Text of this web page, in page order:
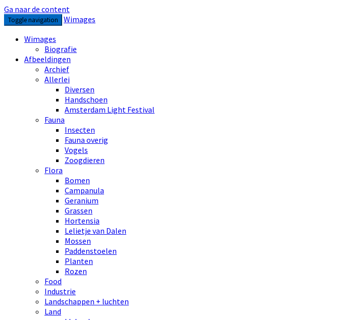
Ga naar de content
Toggle navigation
Wimages
Wimages
Biografie
Afbeeldingen
Archief
Allerlei
Diversen
Handschoen
Amsterdam Light Festival
Fauna
Insecten
Fauna overig
Vogels
Zoogdieren
Flora
Bomen
Campanula
Geranium
Grassen
Hortensia
Lelietje van Dalen
Mossen
Paddenstoelen
Planten
Rozen
Food
Industrie
Landschappen + luchten
Land